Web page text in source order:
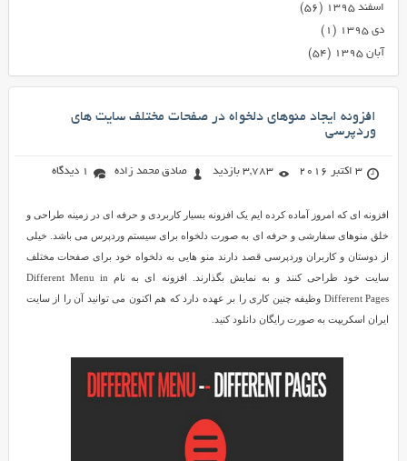
اسفند ۱۳۹۵
(۵۶)
دی ۱۳۹۵
(۱)
آبان ۱۳۹۵
(۵۴)
افزونه ایجاد منوهای دلخواه در صفحات مختلف سایت های
وردپرسی
3 اکتبر 2016 3,783 بازدید صادق محمد زاده 1 دیدگاه
افزونه ای که امروز آماده کرده ایم یک افزونه بسیار کاربردی و حرفه ای در زمینه طراحی و
خلق منوهای سفارشی و حرفه ای به صورت دلخواه برای سیستم وردپرس می باشد. خیلی
از دوستان و کاربران وردپرسی قصد دارند منو هایی به دلخواه خود برای صفحات مختلف
سایت خود طراحی کنند و به نمایش بگذارند. افزونه ای به نام Different Menu in
Different Pages وظیفه چنین کاری را بر عهده دارد که هم اکنون می توانید آن را از سایت
ایران اسکریپت به صورت رایگان دانلود کنید.